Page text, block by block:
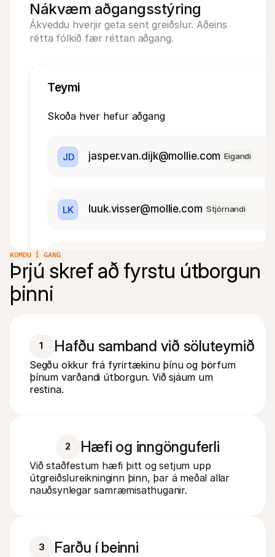
Nákvæm aðgangsstýring
Ákveddu hverjir geta sent greiðslur. Aðeins
rétta fólkið fær réttan aðgang.
Teymi
Skoða hver hefur aðgang
LK luuk.visser@mollie.com Stjórnandi
KM koen.mulder@mollie.com
JD jasper.van.dijk@mollie.com Eigandi
KOMDU Í GANG
Þrjú skref að fyrstu útborgun
þinni
1 Hafðu samband við söluteymið
Segðu okkur frá fyrirtækinu þínu og þörfum
þínum varðandi útborgun. Við sjáum um
restina.
2 Hæfi og inngönguferli
Við staðfestum hæfi þitt og setjum upp
útgreiðslureikninginn þinn, þar á meðal allar
nauðsynlegar samræmisathuganir.
3 Farðu í beinni